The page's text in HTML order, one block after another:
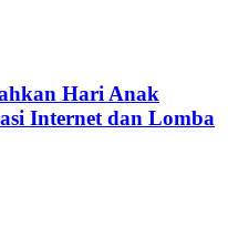
Hari Anak
Internet dan Lomba